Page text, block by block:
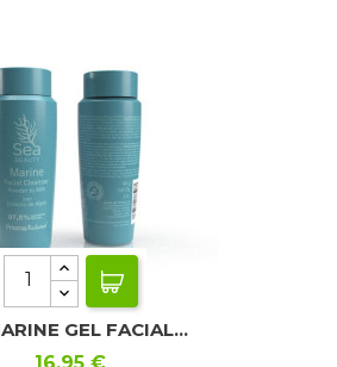
GEL FACIAL...
Precio